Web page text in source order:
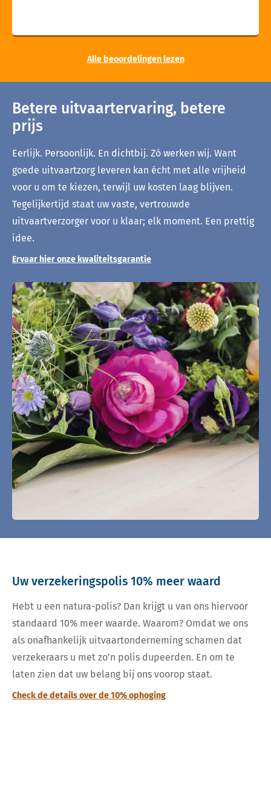
Alle beoordelingen lezen
Betere uitvaartervaring, betere
prijs
Eerlijk. Persoonlijk. En dichtbij. Zó werken wij. Want
goede uitvaartzorg leveren kan écht met alle vrijheid
voor u om te kiezen, terwijl uw kosten laag blijven.
Tegelijkertijd staat uw vaste, vertrouwde
uitvaartverzorger voor u klaar; elk moment. Een prettig
idee.
Ervaar hier onze kwaliteitsgarantie
Uw verzekeringspolis 10% meer waard
Hebt u een natura-polis? Dan krijgt u van ons hiervoor
standaard 10% meer waarde. Waarom? Omdat we ons
als onafhankelijk uitvaartonderneming schamen dat
verzekeraars u met zo’n polis dupeerden. En om te
laten zien dat uw belang bij ons voorop staat.
Check de details over de 10% ophoging